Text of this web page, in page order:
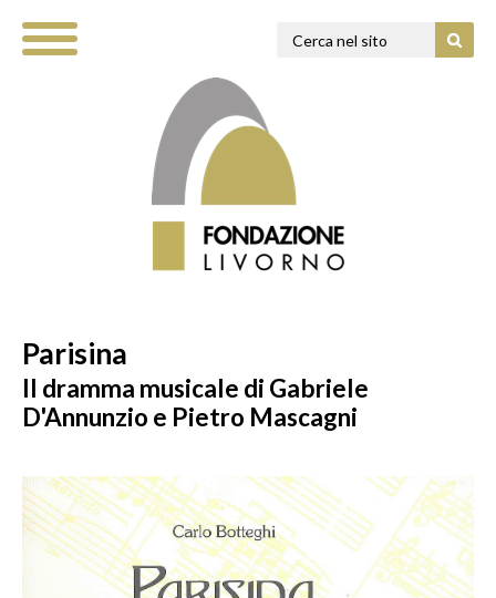
Parisina
Il dramma musicale di Gabriele
D'Annunzio e Pietro Mascagni